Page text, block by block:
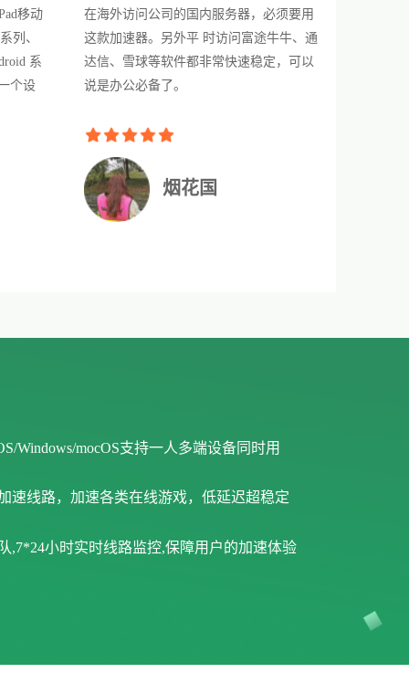
移动
列、
系
个设
在海外访问公司的国内服务器，必须要用
这款加速器。另外平 时访问富途牛牛、通
达信、雪球等软件都非常快速稳定，可以
说是办公必备了。
烟花国
Windows/mocOS支持一人多端设备同时用
速线路，加速各类在线游戏，低延迟超稳定
,7*24小时实时线路监控,保障用户的加速体验